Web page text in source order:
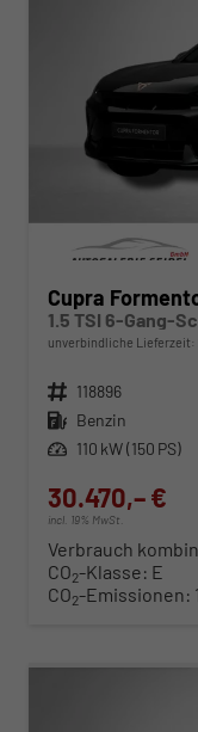
Cupra
1.5 TSI 6-Gang-
unverbindliche Lieferzeit:
Fahrzeugnr. 118896
Kraftstoff Benzin
Leistung 110 kW (150 PS)
30.470,– €
incl. 19% MwSt.
Verbrauch
CO2-Klasse: E
CO2-Emissionen: